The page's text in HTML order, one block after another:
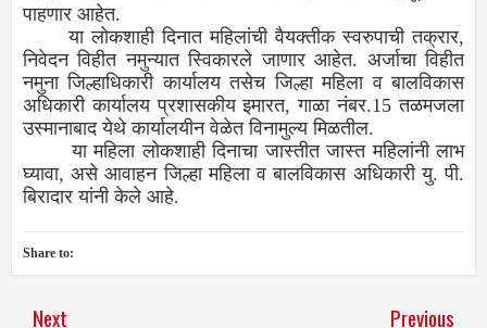
पाहणार आहेत.
या लोकशाही दिनात महिलांची वैयक्तीक स्वरुपाची तक्रार,
निवेदन विहीत नमुन्यात स्विकारले जाणार आहेत. अर्जाचा विहीत
नमुना जिल्हाधिकारी कार्यालय तसेच जिल्हा महिला व बालविकास
अधिकारी कार्यालय प्रशासकीय इमारत, गाळा नंबर.15 तळमजला
उस्मानाबाद येथे कार्यालयीन वेळेत विनामुल्य मिळतील.
या महिला लोकशाही दिनाचा जास्तीत जास्त महिलांनी लाभ
घ्यावा, असे आवाहन जिल्हा महिला व बालविकास अधिकारी यु. पी.
बिरादार यांनी केले आहे.
Share to:
Next Previous